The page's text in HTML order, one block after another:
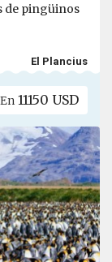
de pingüinos
El Plancius
En 11150 USD